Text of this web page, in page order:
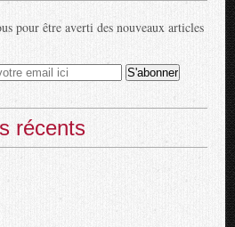
pour être averti des nouveaux articles
récents